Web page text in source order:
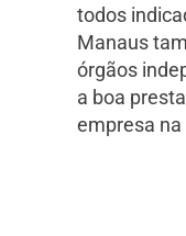
todos
Manaus
órgãos
a boa
empresa na